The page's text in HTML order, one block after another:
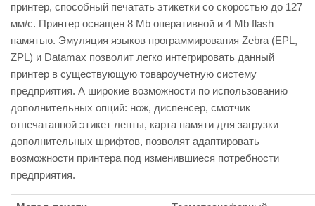
принтер, способный печатать этикетки со скоростью до 127
мм/с. Принтер оснащен 8 Mb оперативной и 4 Mb flash
памятью. Эмуляция языков программирования Zebra (EPL,
ZPL) и Datamax позволит легко интегрировать данный
принтер в существующую товароучетную систему
предприятия. А широкие возможности по использованию
дополнительных опций: нож, диспенсер, смотчик
отпечатанной этикет ленты, карта памяти для загрузки
дополнительных шрифтов, позволят адаптировать
возможности принтера под изменившиеся потребности
предприятия.